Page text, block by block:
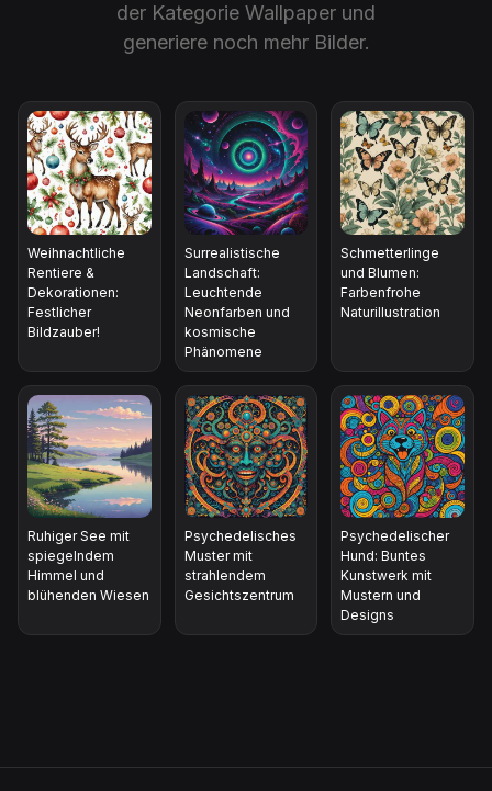
der Kategorie Wallpaper und
generiere noch mehr Bilder.
Weihnachtliche
Rentiere &
Dekorationen:
Festlicher
Bildzauber!
Surrealistische
Landschaft:
Leuchtende
Neonfarben und
kosmische
Phänomene
Schmetterlinge
und Blumen:
Farbenfrohe
Naturillustration
Ruhiger See mit
spiegelndem
Himmel und
blühenden Wiesen
Psychedelisches
Muster mit
strahlendem
Gesichtszentrum
Psychedelischer
Hund: Buntes
Kunstwerk mit
Mustern und
Designs